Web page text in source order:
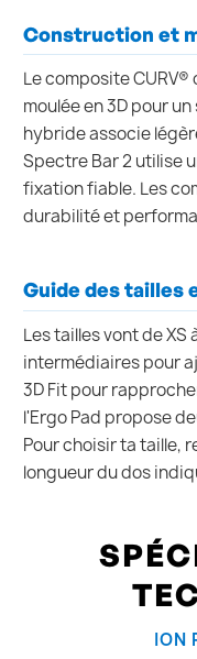
Construction et
Le composite
moulée en 3D pour
hybride associe
Spectre Bar 2 utilise
fixation fiable. Les
durabilité et
Guide des tailles
Les tailles vont de XS
intermédiaires pour
3D Fit pour
l'Ergo Pad propose
Pour choisir ta taille,
longueur du dos
ION